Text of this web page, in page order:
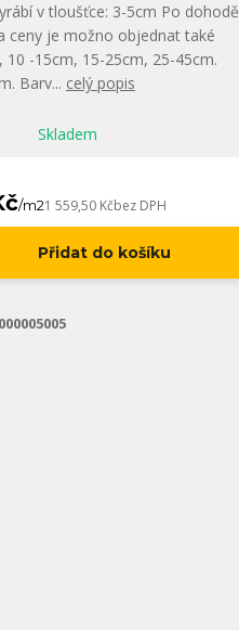
v tloušťce: 3-5cm Po dohodě
ceny je možno objednat také
-15cm, 15-25cm, 25-45cm.
Barv... celý popis
Skladem
/m21 559,50 Kčbez DPH
Přidat do košíku